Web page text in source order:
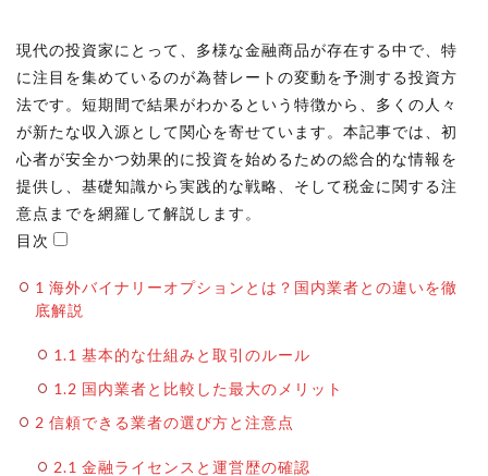
現代の投資家にとって、多様な金融商品が存在する中で、特
に注目を集めているのが為替レートの変動を予測する投資方
法です。短期間で結果がわかるという特徴から、多くの人々
が新たな収入源として関心を寄せています。本記事では、初
心者が安全かつ効果的に投資を始めるための総合的な情報を
提供し、基礎知識から実践的な戦略、そして税金に関する注
意点までを網羅して解説します。
目次
1 海外バイナリーオプションとは？国内業者との違いを徹
底解説
1.1 基本的な仕組みと取引のルール
1.2 国内業者と比較した最大のメリット
2 信頼できる業者の選び方と注意点
2.1 金融ライセンスと運営歴の確認